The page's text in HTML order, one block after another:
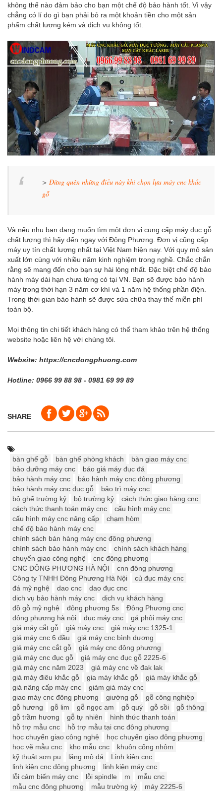
không thể nào đảm bảo cho bạn một chế độ bảo hành tốt. Vì vậy
chẳng có lí do gì bạn phải bỏ ra một khoản tiền cho một sản
phẩm chất lượng kém và dịch vụ không tốt.
> Đừng quên những điều này khi chọn lựa máy cnc khắc
gỗ
Và nếu nhu bạn đang muốn tìm một đơn vị cung cấp máy đục gỗ
chất lượng thì hãy đến ngay với Đông Phương. Đơn vị cũng cấp
máy uy tín chất lượng nhất tại Việt Nam hiện nay. Với quy mô sản
xuất lớn cùng với nhiều năm kinh nghiệm trong nghề. Chắc chắn
rằng sẽ mang đến cho bạn sự hài lòng nhất. Đặc biệt chế độ bảo
hành máy dài hạn chưa từng có tại VN. Bạn sẽ được bảo hành
máy trong thời hạn 3 năm cơ khí và 1 năm hệ thống phần điện.
Trong thời gian bảo hành sẽ được sửa chữa thay thế miễn phí
toàn bộ.
Mọi thông tin chi tiết khách hàng có thể tham khảo trên hệ thống
website hoặc liên hệ với chúng tôi.
Website: https://cncdongphuong.com
Hotline: 0966 99 88 98 - 0981 69 99 89
SHARE
bàn ghế gỗ bàn ghế phòng khách
bàn giao máy cnc
bảo dưỡng máy cnc
báo giá máy đục đá
bảo hành máy cnc
bảo hành máy cnc đông phương
bảo hành máy cnc đục gỗ
bảo trì máy cnc
bộ ghế trường kỷ
bộ trường kỷ
cách thức giao hàng cnc
cách thức thanh toán máy cnc
cấu hình máy cnc
cấu hình máy cnc nâng cấp
chạm hòm
chế độ bảo hành máy cnc
chính sách bán hàng máy cnc đông phương
chính sách bảo hành máy cnc
chính sách khách hàng
chuyển giao công nghệ
cnc đông phương
CNC ĐÔNG PHƯƠNG HÀ NỘI
cnn đông phương
Công ty TNHH Đông Phương Hà Nội
củ đục máy cnc
đá mỹ nghệ
dao cnc
dao đục cnc
dịch vụ bảo hành máy cnc
dịch vụ khách hàng
đồ gỗ mỹ nghệ
đông phương 5s
Đông Phương cnc
đông phương hà nội
đục máy cnc
gá phôi máy cnc
giá máy cắt gỗ
giá máy cnc
giá máy cnc 1325-1
giá máy cnc 6 đầu
giá máy cnc bình dương
giá máy cnc cắt gỗ
giá máy cnc đông phương
giá máy cnc đục gỗ
giá máy cnc đục gỗ 2225-6
giá máy cnc năm 2023
giá máy cnc về đak lak
giá máy điêu khắc gỗ
gia máy khắc gỗ
giá máy khắc gỗ
giá nâng cấp máy cnc
giảm giá máy cnc
giao máy cnc đông phương
giường gỗ
gỗ công nghiệp
gỗ hương
gỗ lim gỗ ngọc am gỗ quý gỗ sồi
gỗ thông
gỗ trầm hương
gỗ tự nhiên
hình thức thanh toán
hỗ trợ mẫu cnc
hỗ trợ mẫu tại cnc đông phương
học chuyển giao công nghệ
học chuyển giao đông phương
học vẽ mẫu cnc
kho mẫu cnc
khuôn cổng nhôm
kỹ thuật sơn pu
lăng mộ đá
Linh kiện cnc
linh kiện cnc đông phương
linh kiện máy cnc
lỗi cảm biến máy cnc
lỗi spindle m
mẫu cnc
mẫu cnc đông phương
mẫu trường kỷ máy 2225-6